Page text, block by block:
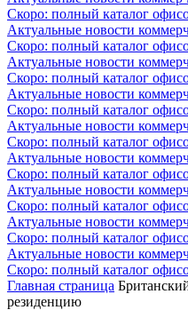
Скоро: полный каталог
Актуальные новости
Скоро: полный каталог
Актуальные новости
Скоро: полный каталог
Актуальные новости
Скоро: полный каталог
Актуальные новости
Скоро: полный каталог
Актуальные новости
Скоро: полный каталог
Актуальные новости
Скоро: полный каталог
Актуальные новости
Скоро: полный каталог
Актуальные новости
Скоро: полный каталог
Главная страница
резиденцию